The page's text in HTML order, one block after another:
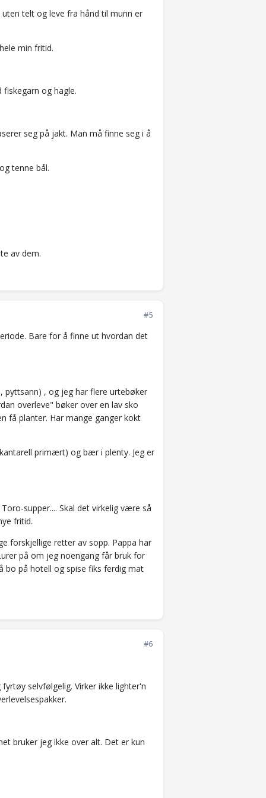
telt og leve fra hånd til munn er
min fritid.
og hagle.
seg på jakt. Man må finne seg i å
tenne bål.
av dem.
#5
Bare for å finne ut hvordan det
pyttsann) , og jeg har flere urtebøker
overleve" bøker over en lav sko
få planter. Har mange ganger kokt
primært) og bær i plenty. Jeg er
supper.... Skal det virkelig være så
fritid.
forskjellige retter av sopp. Pappa har
på om jeg noengang får bruk for
bo på hotell og spise fiks ferdig mat
#6
selvfølgelig. Virker ikke lighter'n
bruker jeg ikke over alt. Det er kun